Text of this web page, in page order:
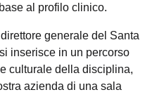
al profilo clinico.
generale del Santa
inserisce in un percorso
culturale della disciplina,
azienda di una sala